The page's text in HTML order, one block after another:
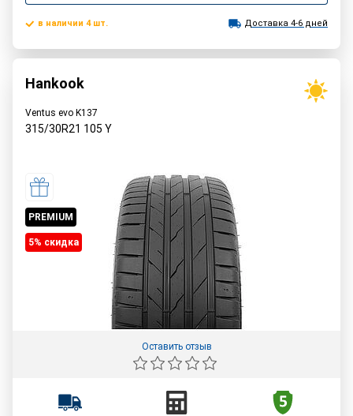
в наличии 4 шт. Доставка 4-6 дней
Hankook
Ventus evo K137
315/30R21 105 Y
PREMIUM
5% cкидка
Оставить отзыв